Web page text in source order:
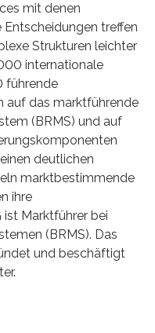
mit denen
treffen
Strukturen leichter
internationale
führende
auf das marktführende
(BRMS) und auf
deutlichen
marktbestimmende
ihre
Marktführer bei
(BRMS). Das
und beschäftigt